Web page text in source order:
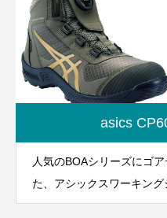
asics
人気のBOAシリーズにゴ
た、アシックスワーキン
ル！